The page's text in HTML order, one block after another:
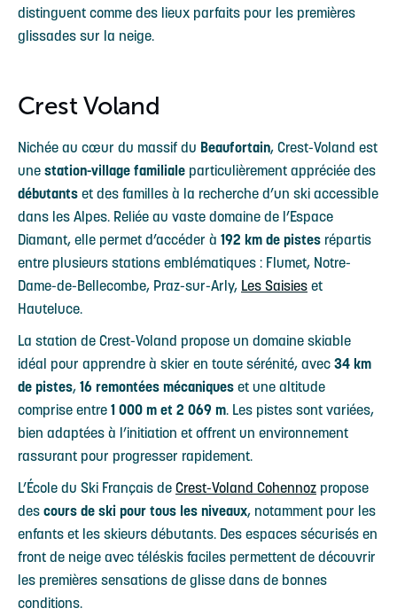
distinguent comme des lieux parfaits pour les premières
glissades sur la neige.
Crest Voland
Nichée au cœur du massif du Beaufortain, Crest-Voland est
une station-village familiale particulièrement appréciée des
débutants et des familles à la recherche d’un ski accessible
dans les Alpes. Reliée au vaste domaine de l’Espace
Diamant, elle permet d’accéder à 192 km de pistes répartis
entre plusieurs stations emblématiques : Flumet, Notre-
Dame-de-Bellecombe, Praz-sur-Arly, Les Saisies et
Hauteluce.
La station de Crest-Voland propose un domaine skiable
idéal pour apprendre à skier en toute sérénité, avec 34 km
de pistes, 16 remontées mécaniques et une altitude
comprise entre 1 000 m et 2 069 m. Les pistes sont variées,
bien adaptées à l’initiation et offrent un environnement
rassurant pour progresser rapidement.
L’École du Ski Français de Crest-Voland Cohennoz propose
des cours de ski pour tous les niveaux, notamment pour les
enfants et les skieurs débutants. Des espaces sécurisés en
front de neige avec téléskis faciles permettent de découvrir
les premières sensations de glisse dans de bonnes
conditions.